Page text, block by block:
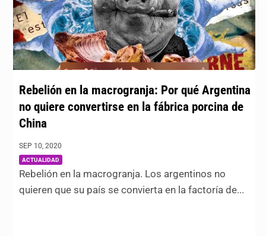
Rebelión en la macrogranja: Por qué Argentina
no quiere convertirse en la fábrica porcina de
China
SEP 10, 2020
ACTUALIDAD
Rebelión en la macrogranja. Los argentinos no
quieren que su país se convierta en la factoría de...